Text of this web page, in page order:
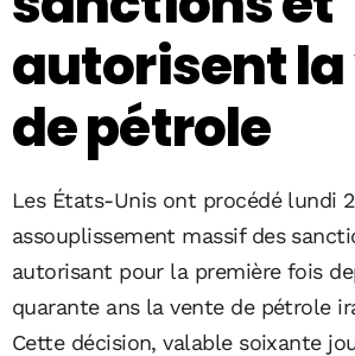
autorisent
de pétrole
Les États-Unis ont procédé lundi
assouplissement massif des
autorisant pour la première fois
quarante ans la vente de pétrole
Cette décision, valable soixante